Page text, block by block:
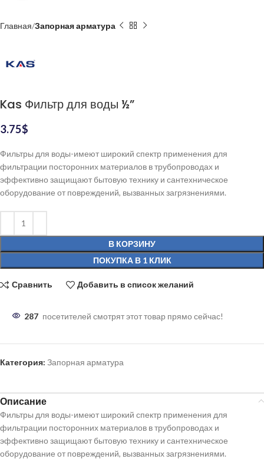
Главная Запорная арматура
Kas Фильтр для воды ½”
3.75$
Фильтры для воды-имеют широкий спектр применения для
фильтрации посторонних материалов в трубопроводах и
эффективно защищают бытовую технику и сантехническое
оборудование от повреждений, вызванных загрязнениями.
В КОРЗИНУ
ПОКУПКА В 1 КЛИК
Сравнить Добавить в список желаний
287 посетителей смотрят этот товар прямо сейчас!
Категория: Запорная арматура
Описание
Фильтры для воды-имеют широкий спектр применения для
фильтрации посторонних материалов в трубопроводах и
эффективно защищают бытовую технику и сантехническое
оборудование от повреждений, вызванных загрязнениями.